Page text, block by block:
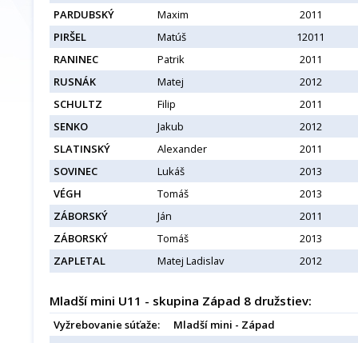
PARDUBSKÝ
Maxim
2011
PIRŠEL
Matúš
12011
RANINEC
Patrik
2011
RUSNÁK
Matej
2012
SCHULTZ
Filip
2011
SENKO
Jakub
2012
SLATINSKÝ
Alexander
2011
SOVINEC
Lukáš
2013
VÉGH
Tomáš
2013
ZÁBORSKÝ
Ján
2011
ZÁBORSKÝ
Tomáš
2013
ZAPLETAL
Matej Ladislav 2012
Mladší mini U11 - skupina Západ 8 družstiev:
Vyžrebovanie súťaže: Mladší mini - Západ